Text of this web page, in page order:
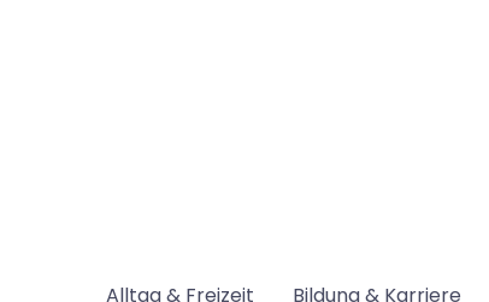
Alltag & Freizeit Bildung & Karriere